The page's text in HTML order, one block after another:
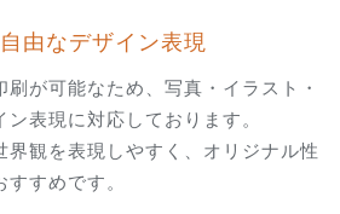
由なデザイン表現
が可能なため、写真・イラスト・
表現に対応しております。
界観を表現しやすく、オリジナル性
すめです。